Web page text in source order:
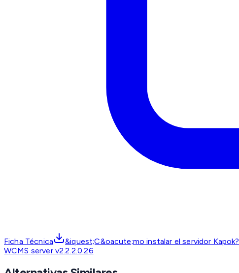
Ficha Técnica &iquest;C&oacute;mo instalar el servidor Kapok?
WCMS server v2.2.2.0.26